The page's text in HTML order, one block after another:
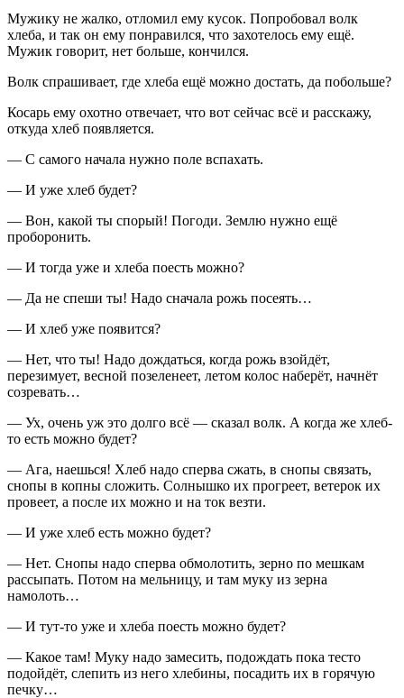
Мужику не жалко, отломил ему кусок. Попробовал волк
хлеба, и так он ему понравился, что захотелось ему ещё.
Мужик говорит, нет больше, кончился.
Волк спрашивает, где хлеба ещё можно достать, да побольше?
Косарь ему охотно отвечает, что вот сейчас всё и расскажу,
откуда хлеб появляется.
― С самого начала нужно поле вспахать.
― И уже хлеб будет?
― Вон, какой ты спорый! Погоди. Землю нужно ещё
проборонить.
― И тогда уже и хлеба поесть можно?
― Да не спеши ты! Надо сначала рожь посеять…
― И хлеб уже появится?
― Нет, что ты! Надо дождаться, когда рожь взойдёт,
перезимует, весной позеленеет, летом колос наберёт, начнёт
созревать…
― Ух, очень уж это долго всё ― сказал волк. А когда же хлеб-
то есть можно будет?
― Ага, наешься! Хлеб надо сперва сжать, в снопы связать,
снопы в копны сложить. Солнышко их прогреет, ветерок их
провеет, а после их можно и на ток везти.
― И уже хлеб есть можно будет?
― Нет. Снопы надо сперва обмолотить, зерно по мешкам
рассыпать. Потом на мельницу, и там муку из зерна
намолоть…
― И тут-то уже и хлеба поесть можно будет?
― Какое там! Муку надо замесить, подождать пока тесто
подойдёт, слепить из него хлебины, посадить их в горячую
печку…